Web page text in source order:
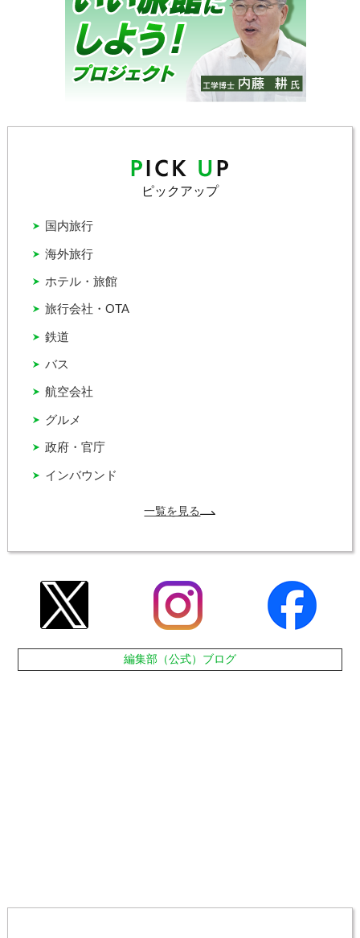
ピックアップ
インバウンド
グルメ
バス
ホテル・旅館
国内旅行
政府・官庁
旅行会社・OTA
海外旅行
航空会社
鉄道
一覧を見る
編集部（公式）ブログ